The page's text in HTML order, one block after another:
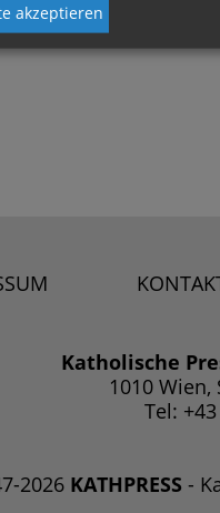
Katholische
1010
Tel:
2026 KATHPRESS -
akzeptieren